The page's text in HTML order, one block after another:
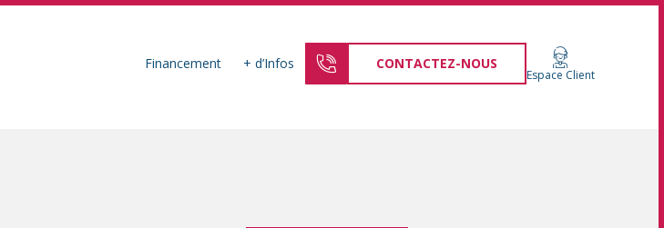
Financement + d’Infos CONTACTEZ-NOUS
Espace Client